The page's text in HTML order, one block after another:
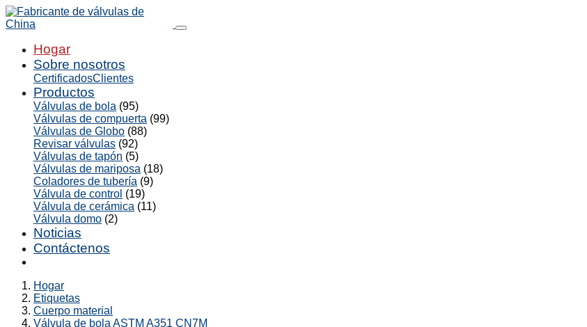
Hogar
Sobre nosotros
CertificadosClientes
Productos
Válvulas de bola (95)
Válvulas de compuerta (99)
Válvulas de Globo (88)
Revisar válvulas (92)
Válvulas de tapón (5)
Válvulas de mariposa (18)
Coladores de tubería (9)
Válvula de control (19)
Válvula de cerámica (11)
Válvula domo (2)
Noticias
Contáctenos
Hogar
Etiquetas
Cuerpo material
Válvula de bola ASTM A351 CN7M